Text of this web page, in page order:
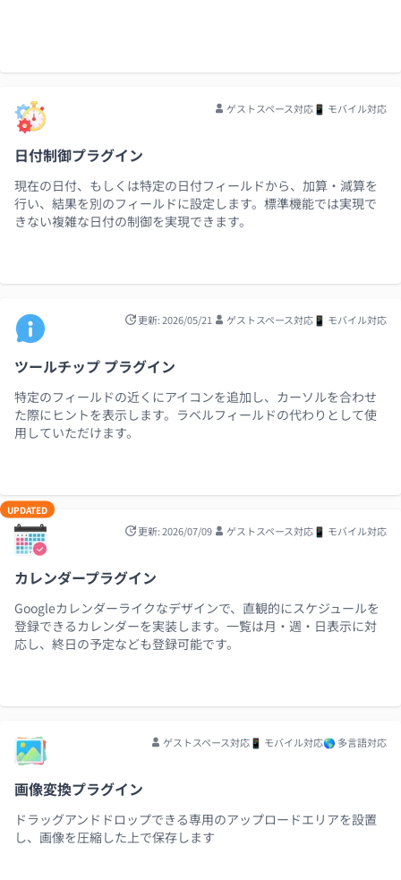
ゲストスペース対応📱 モバイル対応
日付制御プラグイン
現在の日付、もしくは特定の日付フィールドから、加算・減算を
行い、結果を別のフィールドに設定します。標準機能では実現で
きない複雑な日付の制御を実現できます。
更新: 2026/05/21 ゲストスペース対応📱 モバイル対応
ツールチップ プラグイン
特定のフィールドの近くにアイコンを追加し、カーソルを合わせ
た際にヒントを表示します。ラベルフィールドの代わりとして使
用していただけます。
更新: 2026/07/09 ゲストスペース対応📱 モバイル対応
カレンダープラグイン
Googleカレンダーライクなデザインで、直観的にスケジュールを
登録できるカレンダーを実装します。一覧は月・週・日表示に対
応し、終日の予定なども登録可能です。
UPDATED
ゲストスペース対応📱 モバイル対応🌎 多言語対応
画像変換プラグイン
ドラッグアンドドロップできる専用のアップロードエリアを設置
し、画像を圧縮した上で保存します